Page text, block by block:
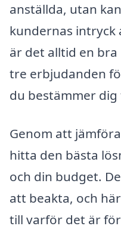
anställda, utan
kundernas
är det alltid en
tre erbjudanden
du bestämmer
Genom att
hitta den bästa
och din budget.
att beakta, och
till varför det är